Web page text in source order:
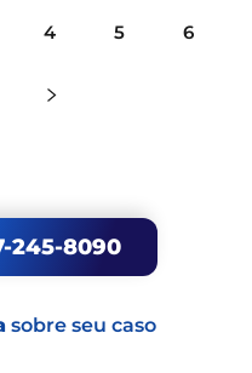
4 5 6
245-8090
sobre seu caso